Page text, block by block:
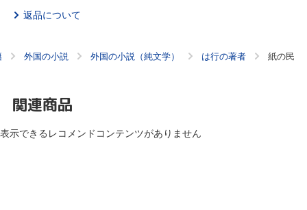
返品について
外国の小説 外国の小説（純文学） は行の著者 紙の民
関連商品
表示できるレコメンドコンテンツがありません